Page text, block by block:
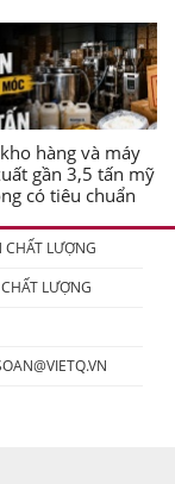
hàng và máy
gần 3,5 tấn mỹ
có tiêu chuẩn
LƯỢNG
LƯỢNG